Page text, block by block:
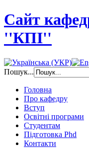
Сайт
''КПІ''
Пошук...
Головна
Про кафедру
Вступ
Освітні програми
Студентам
Підготовка Phd
Контакти